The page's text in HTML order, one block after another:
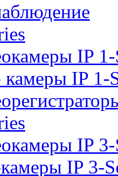
IP 1-
IP 1-
IP 3-
IP 3-